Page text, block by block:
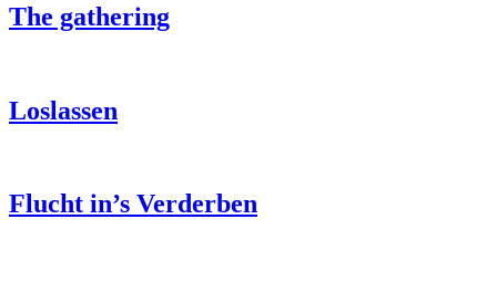
The gathering
Loslassen
Flucht in’s Verderben